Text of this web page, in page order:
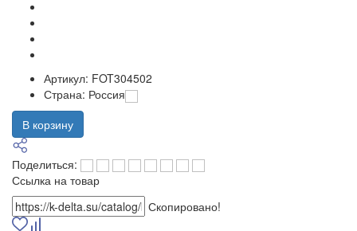
Артикул: FOT304502
Страна: Россия
В корзину
Поделиться:
Ссылка на товар
Скопировано!